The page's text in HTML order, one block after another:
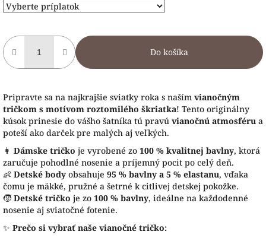
Do košíka
Pripravte sa na najkrajšie sviatky roka s naším vianočným
tričkom s motívom roztomilého škriatka! Tento originálny
kúsok prinesie do vášho šatníka tú pravú vianočnú atmosféru a
poteší ako darček pre malých aj veľkých.
👩 Dámske tričko je vyrobené zo 100 % kvalitnej bavlny, ktorá
zaručuje pohodlné nosenie a príjemný pocit po celý deň.
👶 Detské body obsahuje 95 % bavlny a 5 % elastanu, vďaka
čomu je mäkké, pružné a šetrné k citlivej detskej pokožke.
🧒 Detské tričko je zo 100 % bavlny, ideálne na každodenné
nosenie aj sviatočné fotenie.
✨ Prečo si vybrať naše vianočné tričko: